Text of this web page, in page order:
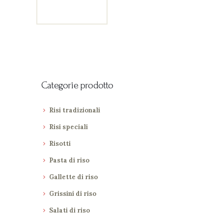
Categorie prodotto
Risi tradizionali
Risi speciali
Risotti
Pasta di riso
Gallette di riso
Grissini di riso
Salati di riso